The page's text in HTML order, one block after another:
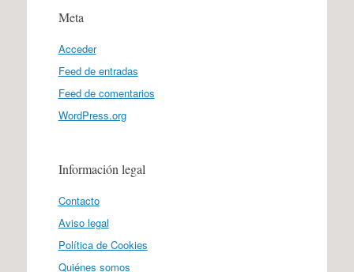
Meta
Acceder
Feed de entradas
Feed de comentarios
WordPress.org
Información legal
Contacto
Aviso legal
Política de Cookies
Quiénes somos